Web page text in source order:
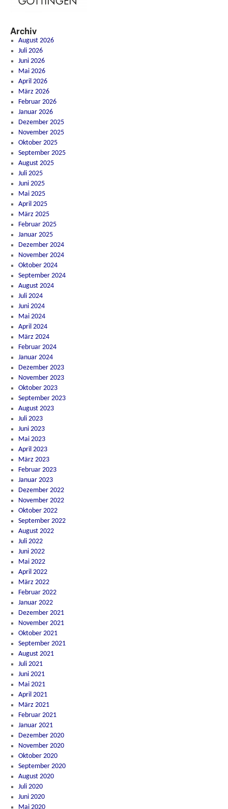
Archiv
August 2026
Juli 2026
Juni 2026
Mai 2026
April 2026
März 2026
Februar 2026
Januar 2026
Dezember 2025
November 2025
Oktober 2025
September 2025
August 2025
Juli 2025
Juni 2025
Mai 2025
April 2025
März 2025
Februar 2025
Januar 2025
Dezember 2024
November 2024
Oktober 2024
September 2024
August 2024
Juli 2024
Juni 2024
Mai 2024
April 2024
März 2024
Februar 2024
Januar 2024
Dezember 2023
November 2023
Oktober 2023
September 2023
August 2023
Juli 2023
Juni 2023
Mai 2023
April 2023
März 2023
Februar 2023
Januar 2023
Dezember 2022
November 2022
Oktober 2022
September 2022
August 2022
Juli 2022
Juni 2022
Mai 2022
April 2022
März 2022
Februar 2022
Januar 2022
Dezember 2021
November 2021
Oktober 2021
September 2021
August 2021
Juli 2021
Juni 2021
Mai 2021
April 2021
März 2021
Februar 2021
Januar 2021
Dezember 2020
November 2020
Oktober 2020
September 2020
August 2020
Juli 2020
Juni 2020
Mai 2020